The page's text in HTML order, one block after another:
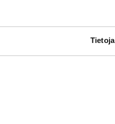
Tietoja
Aamussa maanantaina
todella innoissani uudesta